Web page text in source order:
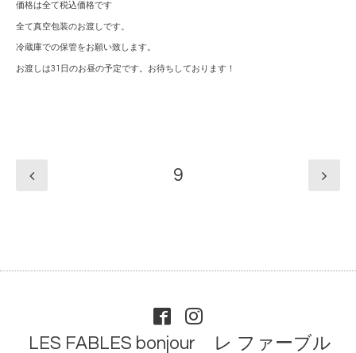
価格は全て税込価格です
全て真空包装のお渡しです。
冷蔵庫での保管をお願い致します。
お渡しは31日のお昼の予定です。お待ちしております！
9
LES FABLES bonjour レ ファーブル